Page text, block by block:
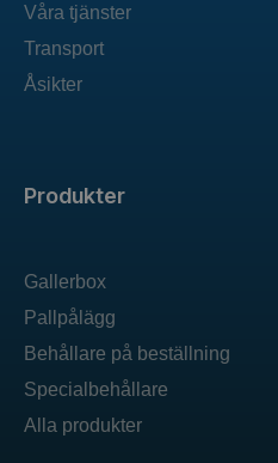
Produkter
Gallerbox
Pallpålägg
Behållare på beställning
Specialbehållare
Alla produkter
Våra tjänster
Transport
Åsikter